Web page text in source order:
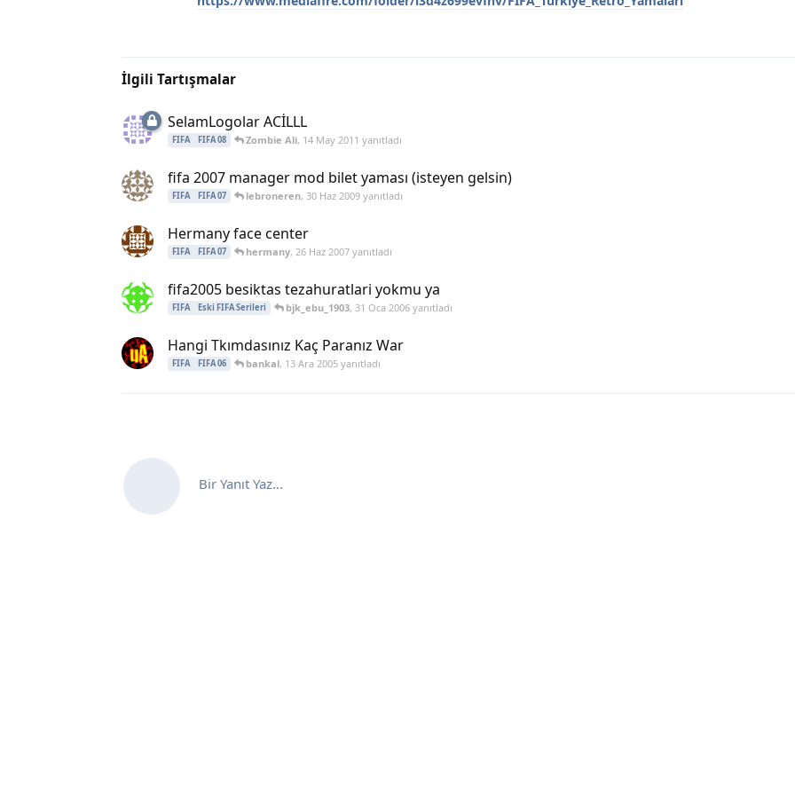
İlgili Tartışmalar
SelamLogolar ACİLLL
FIFA FIFA 08 Zombie Ali, 14 May 2011 yanıtladı
fifa 2007 manager mod bilet yaması (isteyen gelsin)
FIFA FIFA 07 lebroneren, 30 Haz 2009yanıtladı
Hermany face center
FIFA FIFA 07 hermany, 26 Haz 2007yanıtladı
fifa2005 besiktas tezahuratlari yokmu ya
FIFA Eski FIFA Serileri bjk_ebu_1903, 31 Oca 2006yanıtladı
Hangi Tkımdasınız Kaç Paranız War
FIFA FIFA 06 bankal, 13 Ara 2005yanıtladı
Bir Yanıt Yaz...